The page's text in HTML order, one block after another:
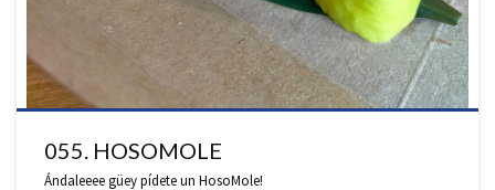
055. HOSOMOLE
Ándaleeee güey pídete un HosoMole!